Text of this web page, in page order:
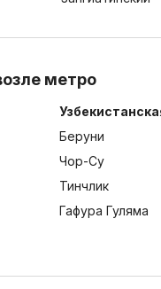
метро
Беруни
Чор-Су
Тинчлик
Гафура Гуляма